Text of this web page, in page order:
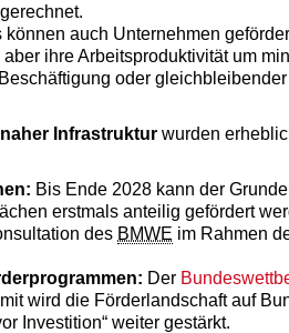
können auch Unternehmen
ihre Arbeitsproduktivität um
oder gleichbleibender
Infrastruktur wurden
Bis Ende 2028 kann der
erstmals anteilig gefördert
des BMWE im Rahmen
Der
wird die Förderlandschaft auf
Investition“ weiter gestärkt.